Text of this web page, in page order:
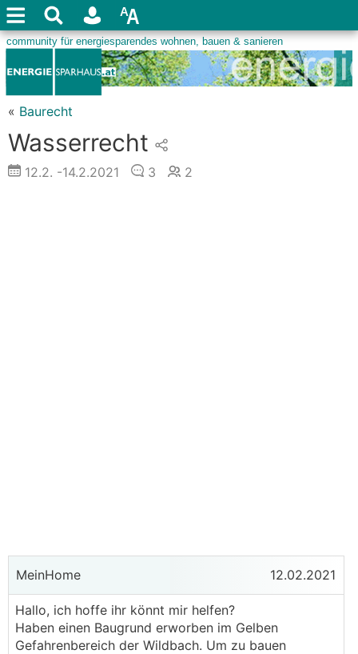
« Baurecht
Wasserrecht
12.2. -14.2.2021 3 2
MeinHome 12.02.2021
Hallo, ich hoffe ihr könnt mir helfen?
Haben einen Baugrund erworben im Gelben
Gefahrenbereich der Wildbach. Um zu bauen